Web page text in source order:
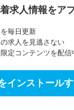
求人情報をア
毎日更新
求人を見逃さない
定コンテンツを配信
インストール